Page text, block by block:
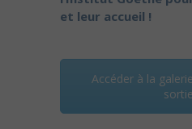
et leur accueil !
Accéder à la